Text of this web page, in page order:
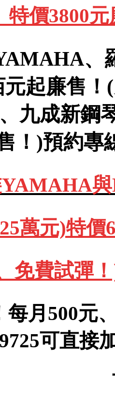
特價3800
、
元起廉售
九成新鋼
！)預約專
與
萬元)特價
免費試彈
月500元
可直接